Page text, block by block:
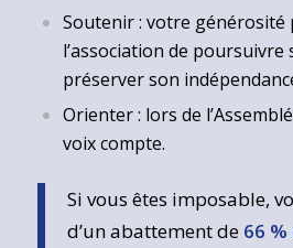
Soutenir : votre générosité
l’association de poursuivre
préserver son
Orienter : lors de
voix compte.
Si vous êtes imposable,
d’un abattement de 66